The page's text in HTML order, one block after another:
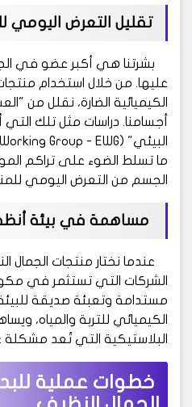
تقليل التعرض اليومي
بشرتنا هي أكبر عضو في
عليها. من خلال استخدام
الكيميائية الضارة، نقلل من
أجسامنا. دراسات مثل تلك
ما تسلط الضوء على تراكم
الجسم من التعرض اليومي
مساهمة في بيئة
عندما نختار منتجات الجمال
الشركات التي تستثمر في
مستدامة وتعبئة صديقة
الكيميائي للتربة والمياه،
البلاستيكية التي تُعد مشكلة
خطوات عملية